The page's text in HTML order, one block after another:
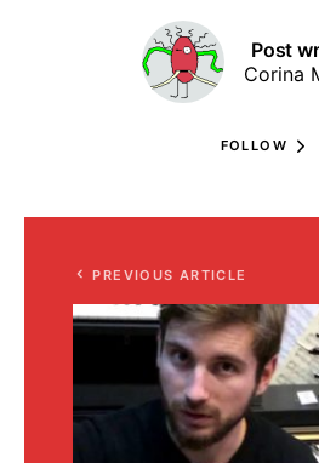
Post
Corina
FOLLOW
PREVIOUS ARTICLE